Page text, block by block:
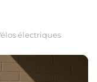
électriques